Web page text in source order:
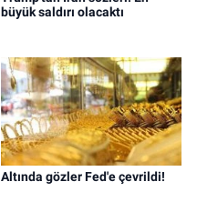
büyük saldırı olacaktı
Altında gözler Fed'e çevrildi!